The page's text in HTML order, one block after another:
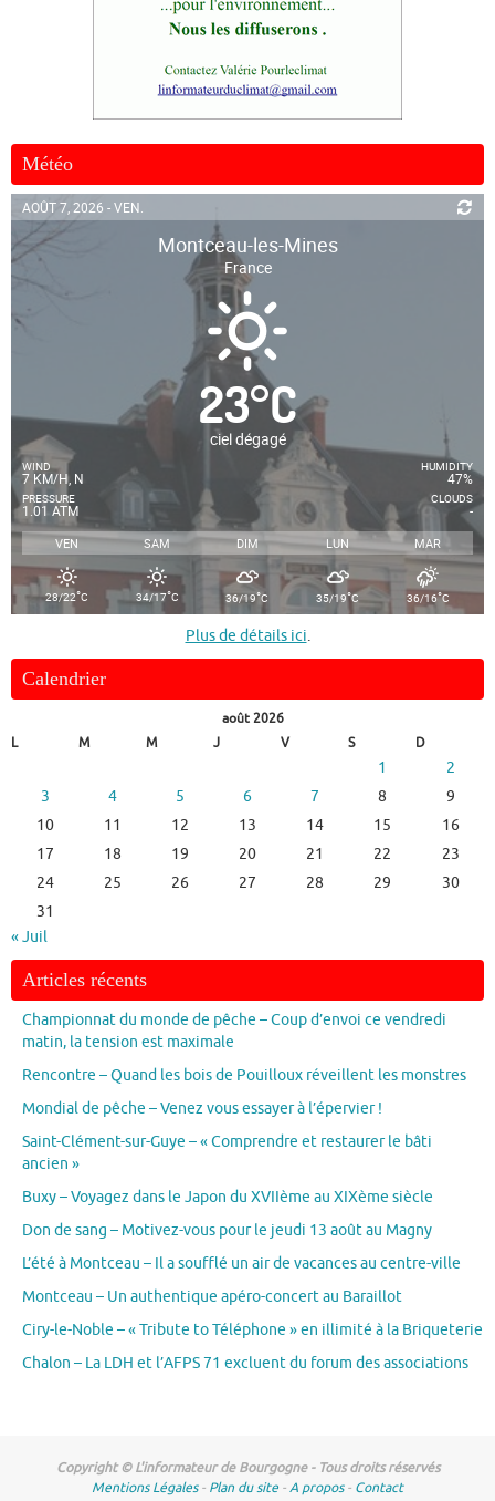
Météo
AOÛT 7, 2026 - VEN.
Montceau-les-Mines
France
23°C
ciel dégagé
WIND
7 KM/H, N
PRESSURE
1.01 ATM
HUMIDITY
47%
CLOUDS
-
VEN SAM DIM LUN MAR
28/22°C 34/17°C 36/19°C 35/19°C 36/16°C
Plus de détails ici.
Calendrier
août 2026
L
M M J V S D
1
2
3
4 5 6 7 8
9
10
11 12 13 14 15
16
17
18 19 20 21 22
23
24
25 26 27 28 29
30
31
« Juil
Articles récents
Championnat du monde de pêche – Coup d’envoi ce vendredi
matin, la tension est maximale
Rencontre – Quand les bois de Pouilloux réveillent les monstres
Mondial de pêche – Venez vous essayer à l’épervier !
Saint-Clément-sur-Guye – « Comprendre et restaurer le bâti
ancien »
Buxy – Voyagez dans le Japon du XVIIème au XIXème siècle
Don de sang – Motivez-vous pour le jeudi 13 août au Magny
L’été à Montceau – Il a soufflé un air de vacances au centre-ville
Montceau – Un authentique apéro-concert au Baraillot
Ciry-le-Noble – « Tribute to Téléphone » en illimité à la Briqueterie
Chalon – La LDH et l’AFPS 71 excluent du forum des associations
Copyright © L'informateur de Bourgogne - Tous droits réservés
Mentions Légales- Plan du site -A propos- Contact